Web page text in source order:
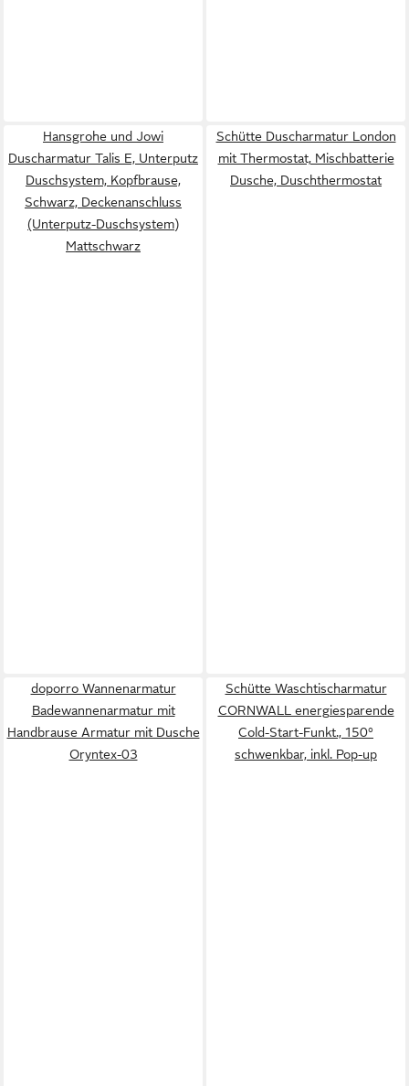
Hansgrohe und Jowi
Duscharmatur Talis E, Unterputz
Duschsystem, Kopfbrause,
Schwarz, Deckenanschluss
(Unterputz-Duschsystem)
Mattschwarz
Schütte Duscharmatur London
mit Thermostat, Mischbatterie
Dusche, Duschthermostat
doporro Wannenarmatur
Badewannenarmatur mit
Handbrause Armatur mit Dusche
Oryntex-03
Schütte Waschtischarmatur
CORNWALL energiesparende
Cold-Start-Funkt., 150°
schwenkbar, inkl. Pop-up